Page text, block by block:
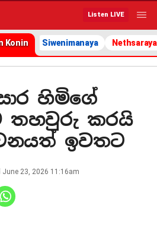
Listen LIVE
Konin Siwenimanaya Nethsaraya
හිමිගේ
තහවුරු කරයි
ඉවතට
June 23, 2026 11:16am